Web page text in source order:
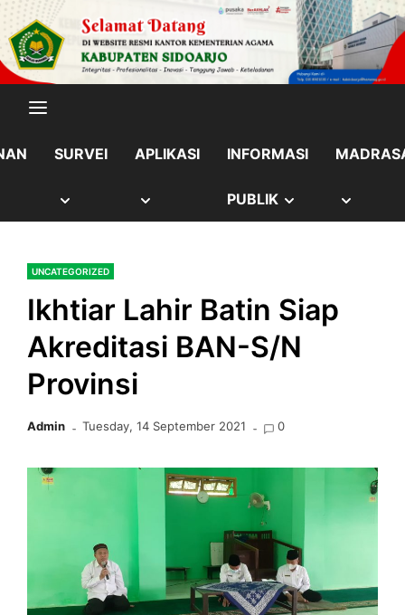
content
Skip
to
content
SURVEI APLIKASI INFORMASI
PUBLIK SHOW
UNCATEGORIZED
Ikhtiar Lahir Batin Siap
Akreditasi BAN-S/N
Provinsi
Admin Tuesday, 14 September 2021 0